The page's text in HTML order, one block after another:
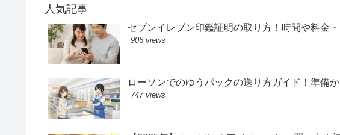
人気記事
セブンイレブン印鑑証明の取り方！時間や料金
906 views
ローソンでのゆうパックの送り方ガイド！準備
747 views